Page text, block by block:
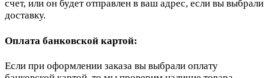
счет, или он будет отправлен в ваш адрес, если вы выбрали
доставку.
Оплата банковской картой:
Если при оформлении заказа вы выбрали оплату